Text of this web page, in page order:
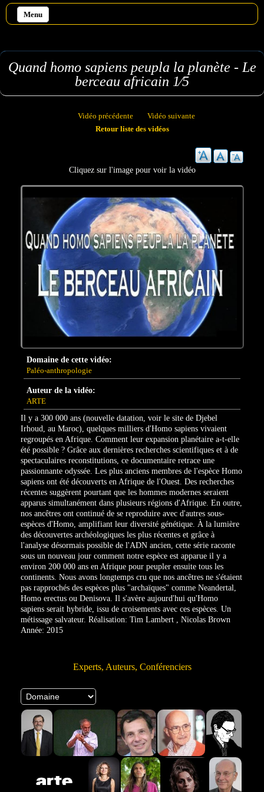
Menu
Quand homo sapiens peupla la planète - Le
berceau africain 1⁄5
Vidéo précédente
Vidéo suivante
Retour liste des vidéos
Cliquez sur l'image pour voir la vidéo
Domaine de cette vidéo:
Paléo-anthropologie
Auteur de la vidéo:
ARTE
Il y a 300 000 ans (nouvelle datation, voir le site de Djebel
Irhoud, au Maroc), quelques milliers d'Homo sapiens vivaient
regroupés en Afrique. Comment leur expansion planétaire a-t-elle
été possible ? Grâce aux dernières recherches scientifiques et à de
spectaculaires reconstitutions, ce documentaire retrace une
passionnante odyssée. Les plus anciens membres de l'espèce Homo
sapiens ont été découverts en Afrique de l'Ouest. Des recherches
récentes suggèrent pourtant que les hommes modernes seraient
apparus simultanément dans plusieurs régions d'Afrique. En outre,
nos ancêtres ont continué de se reproduire avec d'autres sous-
espèces d'Homo, amplifiant leur diversité génétique. À la lumière
des découvertes archéologiques les plus récentes et grâce à
l'analyse désormais possible de l'ADN ancien, cette série raconte
sous un nouveau jour comment notre espèce est apparue il y a
environ 200 000 ans en Afrique pour peupler ensuite tous les
continents. Nous avons longtemps cru que nos ancêtres ne s'étaient
pas rapprochés des espèces plus "archaïques" comme Neandertal,
Homo erectus ou Denisova. Il s'avère aujourd'hui qu'Homo
sapiens serait hybride, issu de croisements avec ces espèces. Un
métissage salvateur. Réalisation: Tim Lambert , Nicolas Brown
Année: 2015
Experts, Auteurs, Conférenciers